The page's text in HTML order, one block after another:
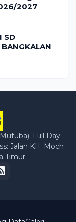
2027
SD
Full Day
Jalan KH. Moch
Timur.